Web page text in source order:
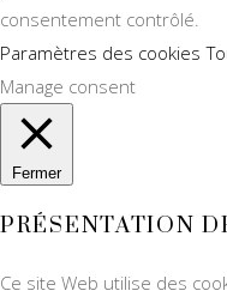
consentement contrôlé.
Paramètres des cookies
Manage consent
Fermer
PRÉSENTATION
Ce site Web utilise des